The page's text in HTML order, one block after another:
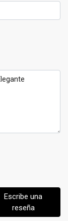
Escribe una
reseña